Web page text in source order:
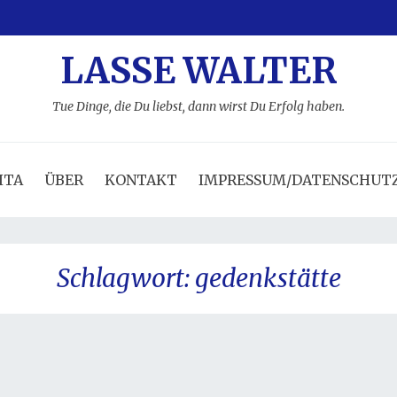
LASSE WALTER
Tue Dinge, die Du liebst, dann wirst Du Erfolg haben.
ÜBER KONTAKT IMPRESSUM/
Schlagwort:gedenkstätte